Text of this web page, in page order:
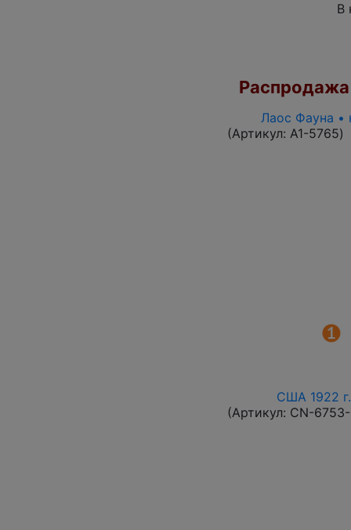
В
Распродажа
Лаос Фауна •
(Артикул: A1-5765)
США 1922
(Артикул: CN-